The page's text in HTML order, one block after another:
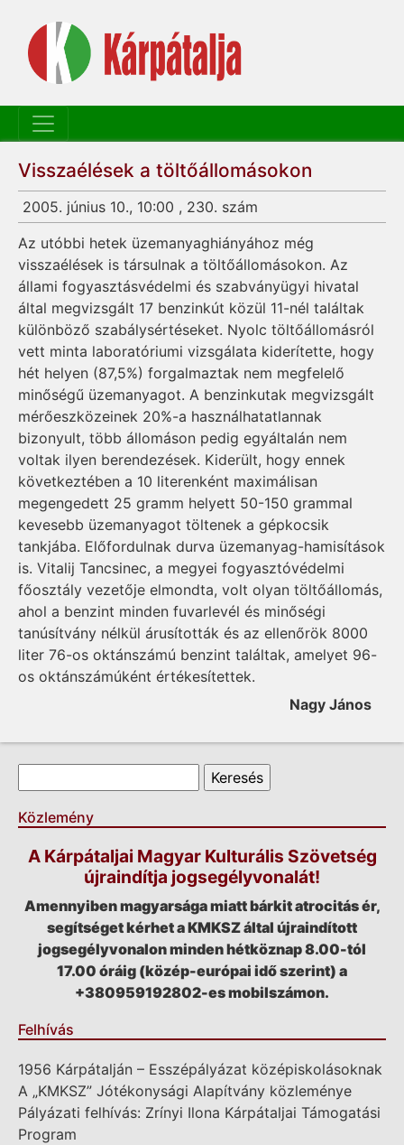
Visszaélések a töltőállomásokon
2005. június 10., 10:00 , 230. szám
Az utóbbi hetek üzemanyaghiányához még
visszaélések is társulnak a töltőállomásokon. Az
állami fogyasztásvédelmi és szabványügyi hivatal
által megvizsgált 17 benzinkút közül 11-nél találtak
különböző szabálysértéseket. Nyolc töltőállomásról
vett minta laboratóriumi vizsgálata kiderítette, hogy
hét helyen (87,5%) forgalmaztak nem megfelelő
minőségű üzemanyagot. A benzinkutak megvizsgált
mérőeszközeinek 20%-a használhatatlannak
bizonyult, több állomáson pedig egyáltalán nem
voltak ilyen berendezések. Kiderült, hogy ennek
következtében a 10 literenként maximálisan
megengedett 25 gramm helyett 50-150 grammal
kevesebb üzemanyagot töltenek a gépkocsik
tankjába. Előfordulnak durva üzemanyag-hamisítások
is. Vitalij Tancsinec, a megyei fogyasztóvédelmi
főosztály vezetője elmondta, volt olyan töltőállomás,
ahol a benzint minden fuvarlevél és minőségi
tanúsítvány nélkül árusították és az ellenőrök 8000
liter 76-os oktánszámú benzint találtak, amelyet 96-
os oktánszámúként értékesítettek.
Nagy János
Keresés űrlap
Közlemény
A Kárpátaljai Magyar Kulturális Szövetség
újraindítja jogsegélyvonalát!
Amennyiben magyarsága miatt bárkit atrocitás ér,
segítséget kérhet a KMKSZ által újraindított
jogsegélyvonalon minden hétköznap 8.00-tól
17.00 óráig (közép-európai idő szerint) a
+380959192802-es mobilszámon.
Felhívás
1956 Kárpátalján – Esszépályázat középiskolásoknak
A „KMKSZ” Jótékonysági Alapítvány közleménye
Pályázati felhívás: Zrínyi Ilona Kárpátaljai Támogatási
Program